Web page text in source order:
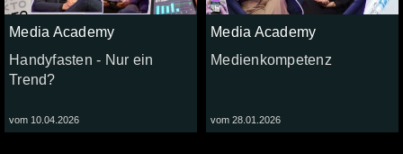
Media Academy
Handyfasten - Nur ein
Trend?
vom 10.04.2026
Media Academy
Medienkompetenz
vom 28.01.2026